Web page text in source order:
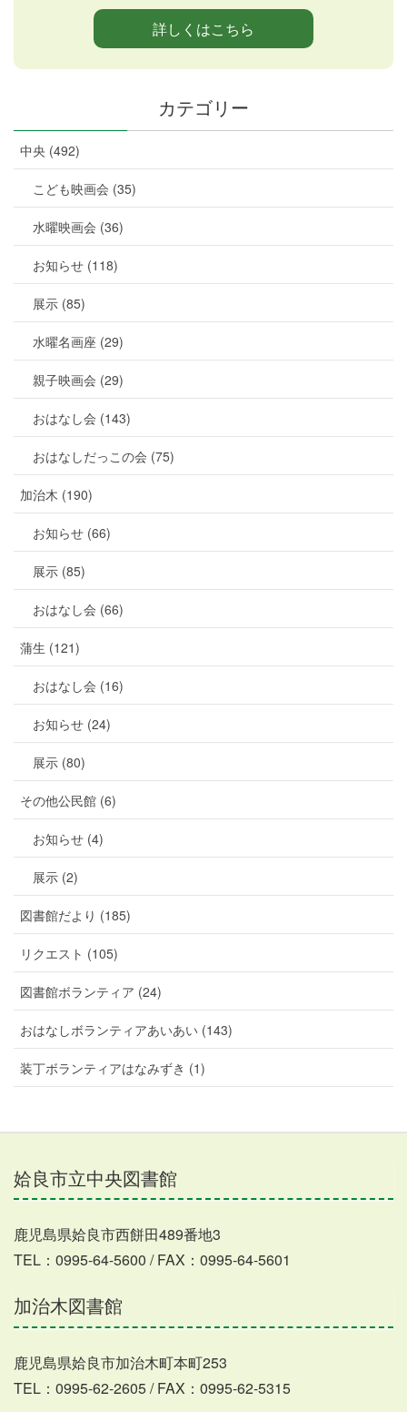
詳しくはこちら
カテゴリー
中央 (492)
こども映画会 (35)
水曜映画会 (36)
お知らせ (118)
展示 (85)
水曜名画座 (29)
親子映画会 (29)
おはなし会 (143)
おはなしだっこの会 (75)
加治木 (190)
お知らせ (66)
展示 (85)
おはなし会 (66)
蒲生 (121)
おはなし会 (16)
お知らせ (24)
展示 (80)
その他公民館 (6)
お知らせ (4)
展示 (2)
図書館だより (185)
リクエスト (105)
図書館ボランティア (24)
おはなしボランティアあいあい (143)
装丁ボランティアはなみずき (1)
姶良市立中央図書館
鹿児島県姶良市西餅田489番地3
TEL：0995-64-5600 / FAX：0995-64-5601
加治木図書館
鹿児島県姶良市加治木町本町253
TEL：0995-62-2605 / FAX：0995-62-5315